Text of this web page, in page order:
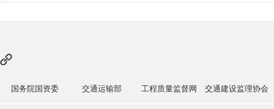
国务院国资委 交通运输部 工程质量监督网 交通建设监理协会